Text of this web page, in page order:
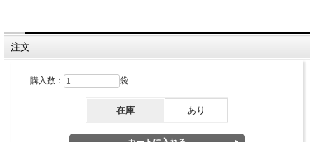
掛川の篤農家さんが愛情たっぷりに育てました。
強火仕上げの香ばしい深蒸し茶と、甘く穏やかな香りが広がる希
少な深蒸し製法のかぶせ茶をブレンド。
真清園オリジナル、ここだけにしかない味わいの掛川深蒸し茶で
注文
購入数： 袋
在庫 あり